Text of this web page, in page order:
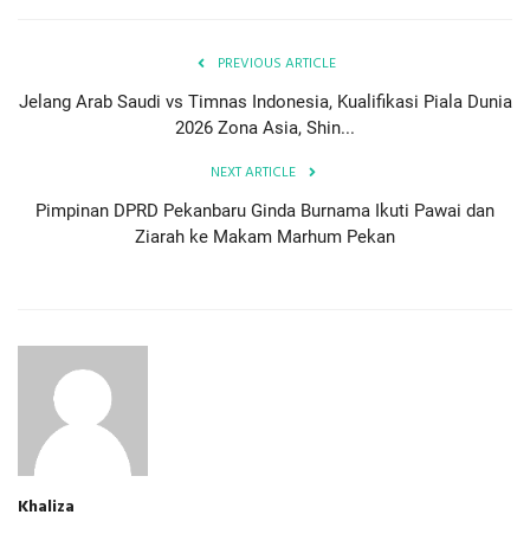
PREVIOUS ARTICLE
Jelang Arab Saudi vs Timnas Indonesia, Kualifikasi Piala Dunia
2026 Zona Asia, Shin...
NEXT ARTICLE
Pimpinan DPRD Pekanbaru Ginda Burnama Ikuti Pawai dan
Ziarah ke Makam Marhum Pekan
Khaliza